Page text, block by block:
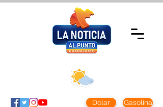
Dolar Gasolina